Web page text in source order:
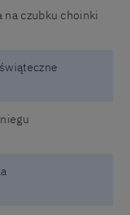
na czubku choinki